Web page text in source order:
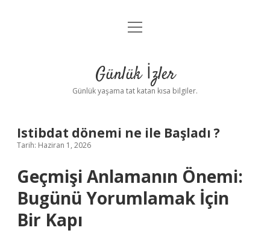
Anasayfa
Yasal Uyarı
menüyü
Günlük İzler
Günlük yaşama tat katan kısa bilgiler.
Istibdat dönemi ne ile Başladı ?
Tarih: Haziran 1, 2026
Geçmişi Anlamanın Önemi:
Bugünü Yorumlamak İçin
Bir Kapı